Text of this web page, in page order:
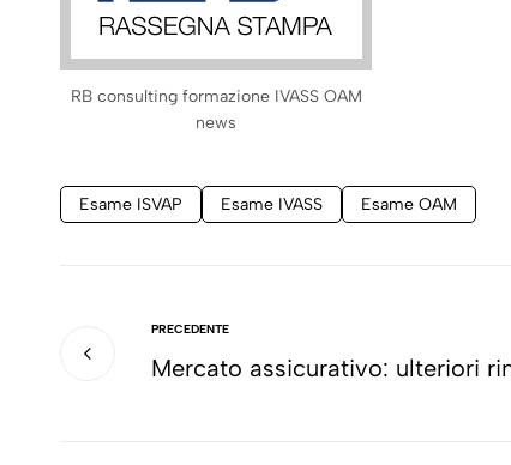
RB consulting formazione IVASS OAM
news
Esame ISVAP Esame IVASS Esame OAM
PRECEDENTE
Mercato assicurativo: ulteriori